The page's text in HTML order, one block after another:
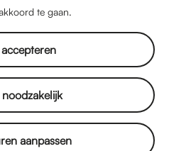
te gaan.
aanpassen
oudste stad van
tijdlijn
Limes
van Nijmegen Penning